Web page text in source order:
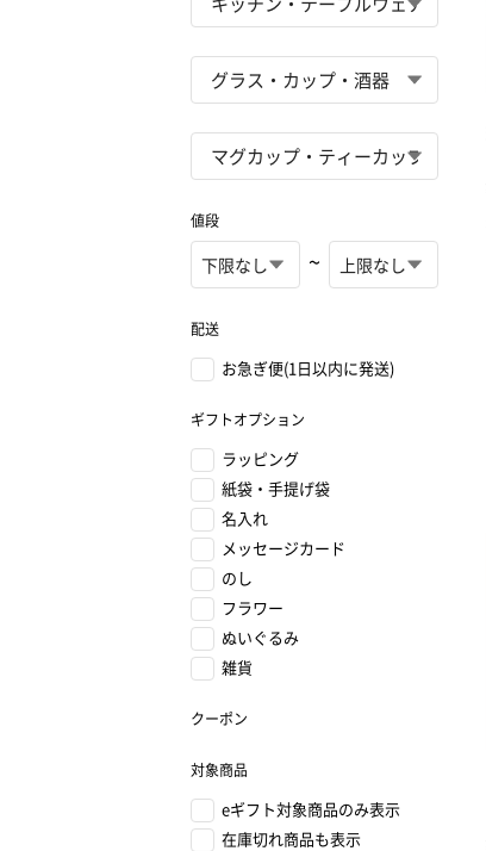
値段
~
配送
お急ぎ便(1日以内に発送)
ギフトオプション
ラッピング
紙袋・手提げ袋
名入れ
メッセージカード
のし
フラワー
ぬいぐるみ
雑貨
クーポン
対象商品
eギフト対象商品のみ表示
在庫切れ商品も表示